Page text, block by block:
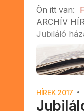
Ön itt van:
ARCHÍV
Jubiláló
HÍREK 2017